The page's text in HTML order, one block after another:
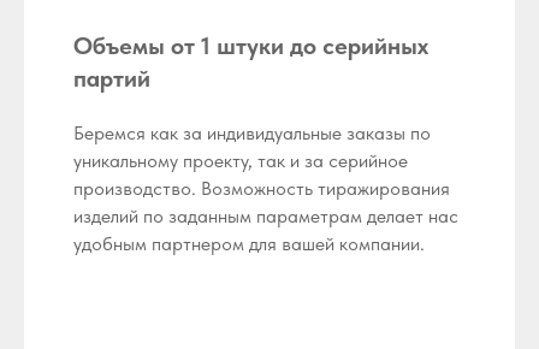
Объемы от 1 штуки до серийных
партий
Беремся как за индивидуальные заказы по
уникальному проекту, так и за серийное
производство. Возможность тиражирования
изделий по заданным параметрам делает нас
удобным партнером для вашей компании.